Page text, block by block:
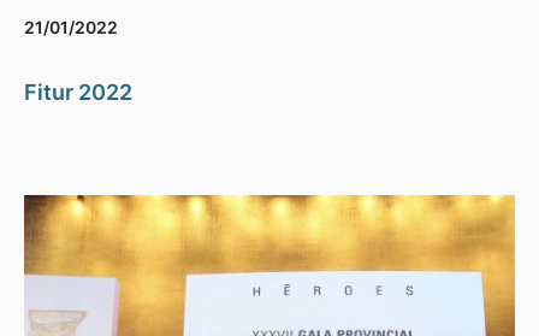
21/01/2022
Fitur 2022